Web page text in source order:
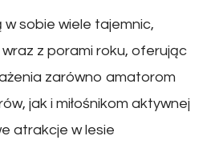
sobie wiele tajemnic,
z porami roku, oferując
zarówno amatorom
jak i miłośnikom aktywnej
atrakcje w lesie